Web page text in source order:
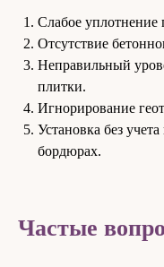
Слабое
Отсутствие
Неправильный
плитки.
Игнорирование
Установка без
бордюрах.
Частые